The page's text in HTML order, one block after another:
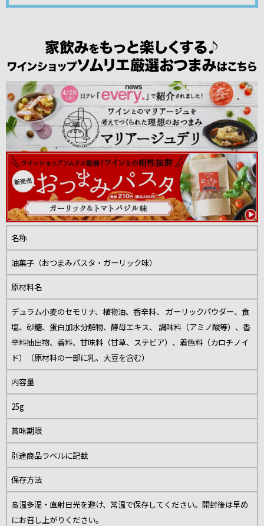
名称
油菓子（おつまみパスタ・ガーリック味）
原材料名
デュラム小麦のセモリナ、植物油、香辛料、 ガーリックパウダー、食
塩、砂糖、蛋白加水分解物、酵母エキス、 調味料（アミノ酸等）、香
辛料抽出物、香料、甘味料（甘草、ステビア）、着色料（カロチノイ
ド）（原材料の一部に乳、大豆を含む）
内容量
25g
賞味期限
別途商品ラベルに記載
保存方法
高温多湿・直射日光を避け、常温で保存してください。開封後は早め
にお召し上がりください。